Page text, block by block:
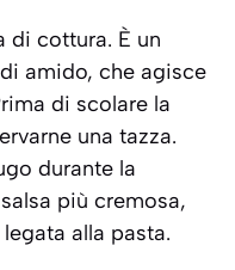
di cottura. È un
amido, che agisce
di scolare la
una tazza.
durante la
più cremosa,
alla pasta.